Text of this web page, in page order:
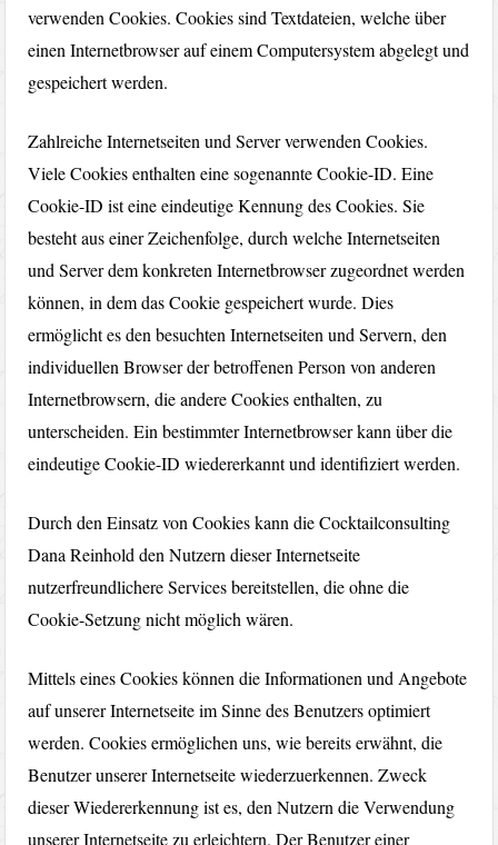
verwenden Cookies. Cookies sind Textdateien, welche über
einen Internetbrowser auf einem Computersystem abgelegt und
gespeichert werden.
Zahlreiche Internetseiten und Server verwenden Cookies.
Viele Cookies enthalten eine sogenannte Cookie-ID. Eine
Cookie-ID ist eine eindeutige Kennung des Cookies. Sie
besteht aus einer Zeichenfolge, durch welche Internetseiten
und Server dem konkreten Internetbrowser zugeordnet werden
können, in dem das Cookie gespeichert wurde. Dies
ermöglicht es den besuchten Internetseiten und Servern, den
individuellen Browser der betroffenen Person von anderen
Internetbrowsern, die andere Cookies enthalten, zu
unterscheiden. Ein bestimmter Internetbrowser kann über die
eindeutige Cookie-ID wiedererkannt und identifiziert werden.
Durch den Einsatz von Cookies kann die Cocktailconsulting
Dana Reinhold den Nutzern dieser Internetseite
nutzerfreundlichere Services bereitstellen, die ohne die
Cookie-Setzung nicht möglich wären.
Mittels eines Cookies können die Informationen und Angebote
auf unserer Internetseite im Sinne des Benutzers optimiert
werden. Cookies ermöglichen uns, wie bereits erwähnt, die
Benutzer unserer Internetseite wiederzuerkennen. Zweck
dieser Wiedererkennung ist es, den Nutzern die Verwendung
unserer Internetseite zu erleichtern. Der Benutzer einer